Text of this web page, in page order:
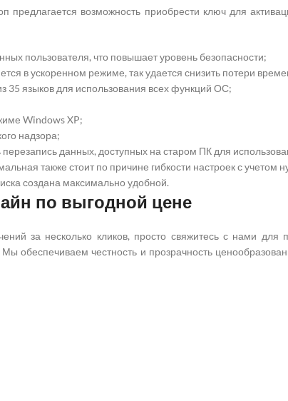
предлагается возможность приобрести ключ для
пользователя, что повышает уровень безопасности;
в ускоренном режиме, так удается снизить потери
35 языков для использования всех функций ОС;
Windows XP;
надзора;
данных, доступных на старом ПК для
также стоит по причине гибкости настроек с учетом
создана максимально удобной.
по выгодной цене
за несколько кликов, просто свяжитесь с нами
обеспечиваем честность и прозрачность